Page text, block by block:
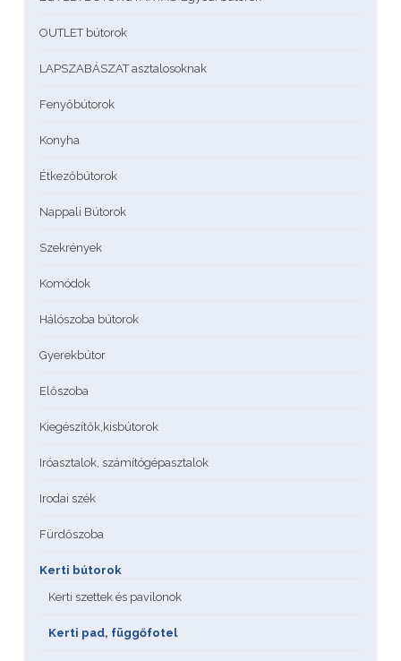
OUTLET bútorok
LAPSZABÁSZAT asztalosoknak
Fenyőbútorok
Konyha
Étkezőbútorok
Nappali Bútorok
Szekrények
Komódok
Hálószoba bútorok
Gyerekbútor
Előszoba
Kiegészítők,kisbútorok
Iróasztalok, számítógépasztalok
Irodai szék
Fürdőszoba
Kerti bútorok
Kerti szettek és pavilonok
Kerti pad, függőfotel